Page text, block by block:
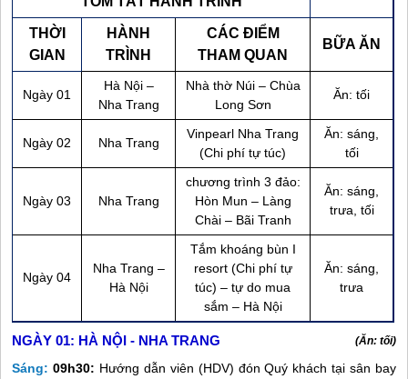
THỜI
GIAN
HÀNH
TRÌNH
CÁC ĐIỂM
THAM QUAN
BỮA ĂN
Ngày 01
Hà Nội –
Nha Trang
Nhà thờ Núi – Chùa
Long Sơn
Ăn: tối
Ngày 02 Nha Trang
Vinpearl Nha Trang
(Chi phí tự túc)
Ăn: sáng,
tối
Ngày 03 Nha Trang
chương trình 3 đảo:
Hòn Mun – Làng
Chài – Bãi Tranh
Ăn: sáng,
trưa, tối
Ngày 04
Nha Trang –
Hà Nội
Tắm khoáng bùn I
resort (Chi phí tự
túc) – tự do mua
sắm – Hà Nội
Ăn: sáng,
trưa
NGÀY 01: HÀ NỘI - NHA TRANG (Ăn: tối)
Sáng: 09h30: Hướng dẫn viên (HDV) đón Quý khách tại sân bay